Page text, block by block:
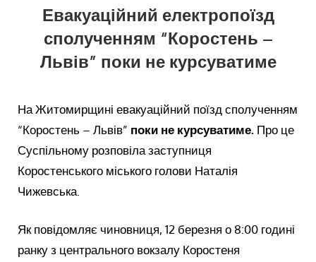
Евакуаційний електропоїзд
сполученням “Коростень –
Львів” поки не курсуватиме
На Житомирщині евакуаційний поїзд сполученням
“Коростень – Львів” поки не курсуватиме. Про це
Суспільному розповіла заступниця
Коростенського міського голови Наталія
Чижевська.
Як повідомляє чиновниця, 12 березня о 8:00 годині
ранку з центрального вокзалу Коростеня